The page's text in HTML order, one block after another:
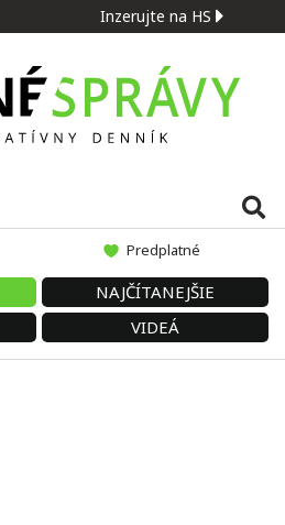
Inzerujte na HS
Predplatné
NAJČÍTANEJŠIE
VIDEÁ